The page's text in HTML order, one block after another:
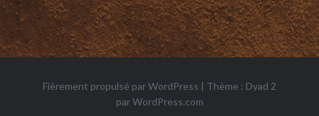
Fièrement propulsé par WordPress | Thème : Dyad 2
parWordPress.com